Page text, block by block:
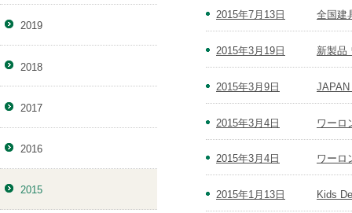
2015年7月13日 全国建
2015年3月19日 新製品
2015年3月9日 JAPAN
2015年3月4日 ワーロ
2015年3月4日 ワーロ
2015年1月13日 Kids
2019
2018
2017
2016
2015